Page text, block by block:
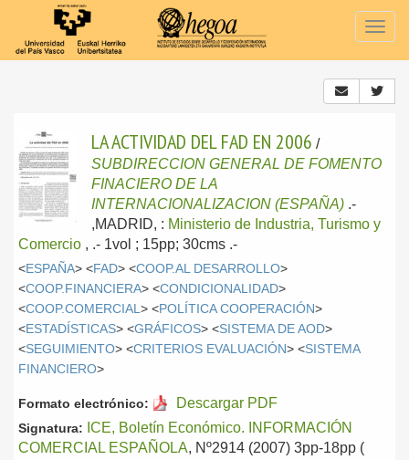
LA ACTIVIDAD DEL FAD EN 2006 /
SUBDIRECCION GENERAL DE FOMENTO
FINACIERO DE LA
INTERNACIONALIZACION (ESPAÑA) .-
,MADRID, : Ministerio de Industria, Turismo y
Comercio , .- 1vol ; 15pp; 30cms .-
<ESPAÑA> <FAD> <COOP.AL DESARROLLO>
<COOP.FINANCIERA> <CONDICIONALIDAD>
<COOP.COMERCIAL > <POLÍTICA COOPERACIÓN>
<ESTADÍSTICAS> <GRÁFICOS> <SISTEMA DE AOD>
<SEGUIMIENTO> <CRITERIOS EVALUACIÓN> <SISTEMA
FINANCIERO>
Formato electrónico: Descargar PDF
Signatura: ICE, Boletín Económico. INFORMACIÓN
COMERCIAL ESPAÑOLA, Nº2914 (2007) 3pp-18pp (